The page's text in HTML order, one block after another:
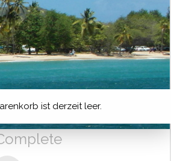
ist derzeit leer.